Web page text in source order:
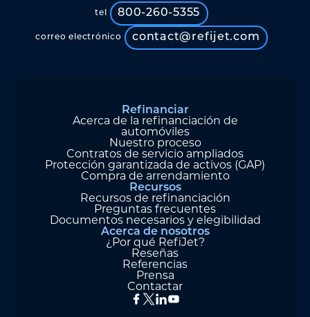
tel 800-260-5355
correo electrónico contact@refijet.com
Refinanciar
Acerca de la refinanciación de
automóviles
Nuestro proceso
Contratos de servicio ampliados
Protección garantizada de activos (GAP)
Compra de arrendamiento
Recursos
Recursos de refinanciación
Preguntas frecuentes
Documentos necesarios y elegibilidad
Acerca de nosotros
¿Por qué RefiJet?
Reseñas
Referencias
Prensa
Contactar